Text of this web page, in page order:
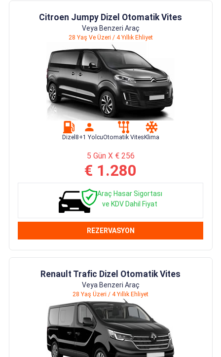
Citroen Jumpy Dizel Otomatik Vites
Veya Benzeri Araç
28 Yaş Ve Üzeri / 4 Yıllık Ehliyet
Dizel 8+1 YolcuOtomatik VitesKlima
5 Gün X € 256
€ 1.280
Araç Hasar Sigortası
ve KDV Dahil Fiyat
REZERVASYON
Renault Trafic Dizel Otomatik Vites
Veya Benzeri Araç
28 Yaş Üzeri / 4 Yıllık Ehliyet